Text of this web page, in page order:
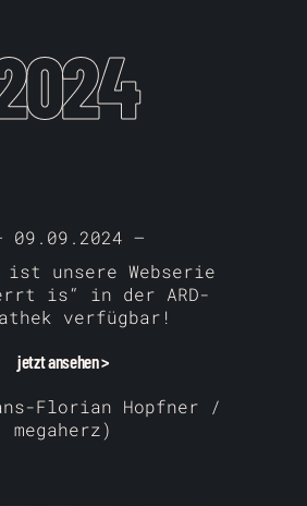
09.09.2024 –
ist unsere Webserie
is“ in der ARD-
verfügbar!
jetzt ansehen >
Florian Hopfner /
megaherz)